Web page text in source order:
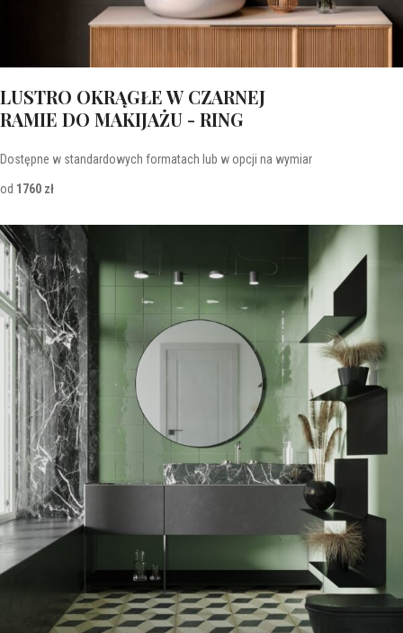
LUSTRO OKRĄGŁE W CZARNEJ
RAMIE DO MAKIJAŻU - RING
Dostępne w standardowych formatach lub w opcji na wymiar
od 1760 zł